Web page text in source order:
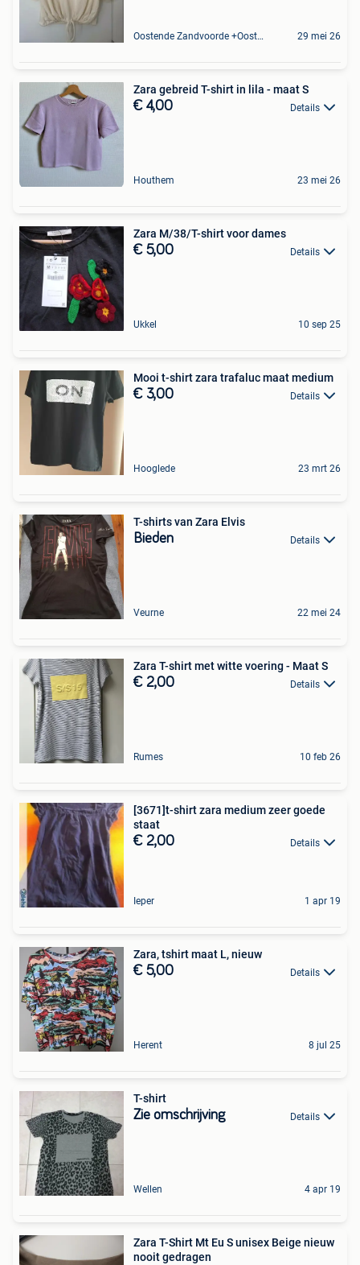
Oostende Zandvoorde +Oostende 29 mei 26
Zara gebreid T-shirt in lila - maat S
€ 4,00 Details
Houthem 23 mei 26
Zara M/38/T-shirt voor dames
€ 5,00 Details
Ukkel 10 sep 25
Mooi t-shirt zara trafaluc maat medium
€ 3,00 Details
Hooglede 23 mrt 26
T-shirts van Zara Elvis
Bieden Details
Veurne 22 mei 24
Zara T-shirt met witte voering - Maat S
€ 2,00 Details
Rumes 10 feb 26
[3671]t-shirt zara medium zeer goede
staat
€ 2,00 Details
Ieper 1 apr 19
Zara, tshirt maat L, nieuw
€ 5,00 Details
Herent 8 jul 25
T-shirt
Zie omschrijving Details
Wellen 4 apr 19
Zara T-Shirt Mt Eu S unisex Beige nieuw
nooit gedragen